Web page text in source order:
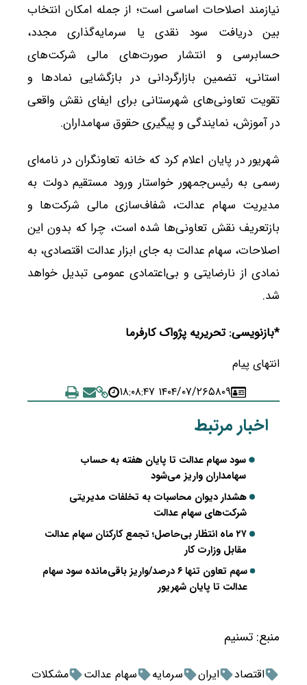
نیازمند اصلاحات اساسی است؛ از جمله امکان انتخاب
بین دریافت سود نقدی یا سرمایه‌گذاری مجدد،
حسابرسی و انتشار صورت‌های مالی شرکت‌های
استانی، تضمین بازارگردانی در بازگشایی نمادها و
تقویت تعاونی‌های شهرستانی برای ایفای نقش واقعی
در آموزش، نمایندگی و پیگیری حقوق سهامداران.
شهریور در پایان اعلام کرد که خانه تعاونگران در نامه‌ای
رسمی به رئیس‌جمهور خواستار ورود مستقیم دولت به
مدیریت سهام عدالت، شفاف‌سازی مالی شرکت‌ها و
بازتعریف نقش تعاونی‌ها شده است، چرا که بدون این
اصلاحات، سهام عدالت به جای ابزار عدالت اقتصادی، به
نمادی از نارضایتی و بی‌اعتمادی عمومی تبدیل خواهد
شد.
*بازنویسی: تحریریه پژواک کارفرما
انتهای پیام
۵۸۰۹۱۴۰۴/۰۷/۲۶ ۱۸:۰۸:۴۷
اخبار مرتبط
سود سهام عدالت تا پایان هفته به حساب
سهامداران واریز می‌شود
هشدار دیوان محاسبات به تخلفات مدیریتی
شرکت‌های سهام عدالت
۲۷ ماه انتظار بی‌حاصل؛ تجمع کارکنان سهام عدالت
مقابل وزارت کار
سهم تعاون تنها ۶ درصد/واریز باقی‌مانده سود سهام
عدالت تا پایان شهریور
منبع: تسنیم
اقتصاد ایران سرمایه سهام عدالت مشکلات